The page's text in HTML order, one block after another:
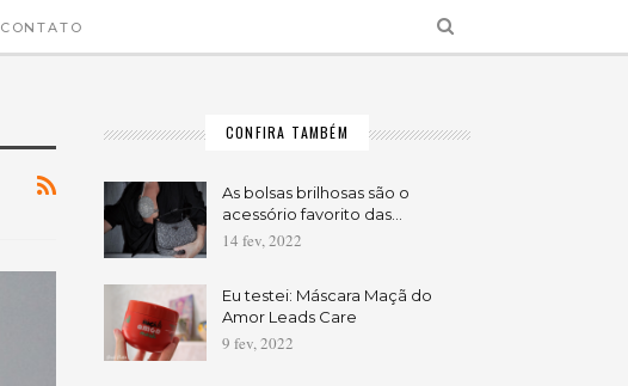
CONTATO
CONFIRA TAMBÉM
As bolsas brilhosas são o
acessório favorito das…
14 fev, 2022
Eu testei: Máscara Maçã do
Amor Leads Care
9 fev, 2022